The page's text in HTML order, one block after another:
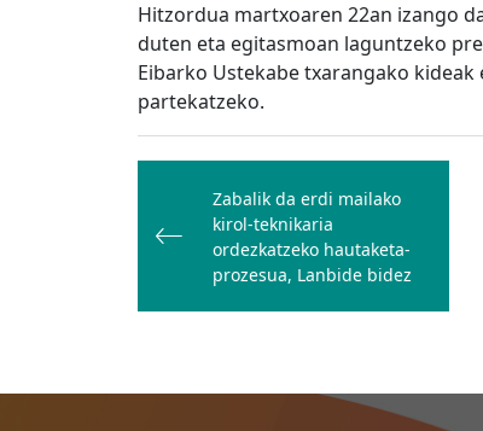
Hitzordua martxoaren 22an izango
duten eta egitasmoan laguntzeko
Eibarko Ustekabe txarangako
partekatzeko.
Bidalketetan
zehar
nabigatu
Zabalik da erdi mailako
kirol-teknikaria
ordezkatzeko hautaketa-
prozesua, Lanbide bidez